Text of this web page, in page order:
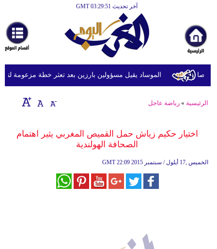
آخر تحديث GMT 03:29:51
أخبارعاجلة
رياضة
ثقافة
إقتصاد
وموسيقى
الموساد يقيل مسؤولين بارزين بعد تعثر خطة مزعومة لتغيير
الرئيسية »رياضة عاجل
اختيار حكيم زياش حمل القميص المغربي يثير اهتمام
الصحافة الهولندية
GMT 22:09 2015 الخميس ,17 أيلول / سبتمبر